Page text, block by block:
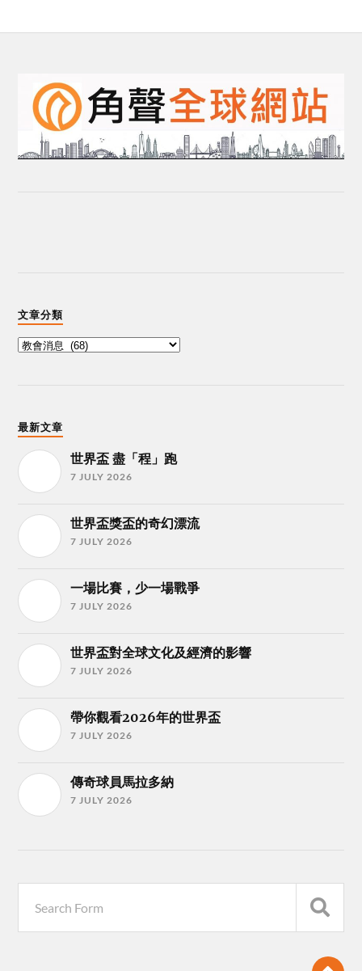
文章分類
最新文章
世界盃 盡「程」跑
7 JULY 2026
世界盃獎盃的奇幻漂流
7 JULY 2026
一場比賽，少一場戰爭
7 JULY 2026
世界盃對全球文化及經濟的影響
7 JULY 2026
帶你觀看2026年的世界盃
7 JULY 2026
傳奇球員馬拉多納
7 JULY 2026